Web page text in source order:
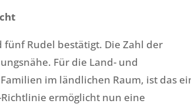
Rudel bestätigt. Die Zahl der
Für die Land- und
im ländlichen Raum, ist das
ermöglicht nun eine